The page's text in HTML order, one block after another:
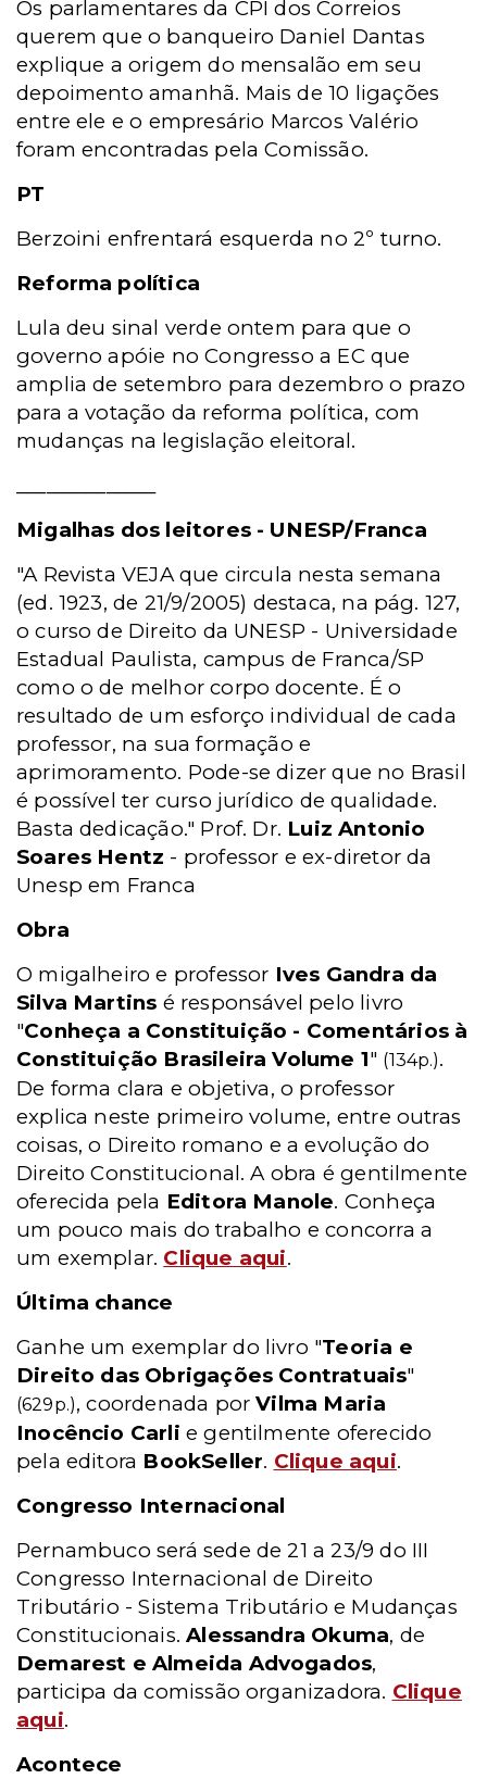
Os parlamentares da CPI dos Correios
querem que o banqueiro Daniel Dantas
explique a origem do mensalão em seu
depoimento amanhã. Mais de 10 ligações
entre ele e o empresário Marcos Valério
foram encontradas pela Comissão.
PT
Berzoini enfrentará esquerda no 2º turno.
Reforma política
Lula deu sinal verde ontem para que o
governo apóie no Congresso a EC que
amplia de setembro para dezembro o prazo
para a votação da reforma política, com
mudanças na legislação eleitoral.
Migalhas dos leitores - UNESP/Franca
"A Revista VEJA que circula nesta semana
(ed. 1923, de 21/9/2005) destaca, na pág. 127,
o curso de Direito da UNESP - Universidade
Estadual Paulista, campus de Franca/SP
como o de melhor corpo docente. É o
resultado de um esforço individual de cada
professor, na sua formação e
aprimoramento. Pode-se dizer que no Brasil
é possível ter curso jurídico de qualidade.
Basta dedicação." Prof. Dr. Luiz Antonio
Soares Hentz - professor e ex-diretor da
Unesp em Franca
Obra
O migalheiro e professor Ives Gandra da
Silva Martins é responsável pelo livro
"Conheça a Constituição - Comentários à
Constituição Brasileira Volume 1" (134p.).
De forma clara e objetiva, o professor
explica neste primeiro volume, entre outras
coisas, o Direito romano e a evolução do
Direito Constitucional. A obra é gentilmente
oferecida pela Editora Manole. Conheça
um pouco mais do trabalho e concorra a
um exemplar. Clique aqui.
Última chance
Ganhe um exemplar do livro "Teoria e
Direito das Obrigações Contratuais"
(629p.), coordenada porVilma Maria
Inocêncio Carli e gentilmente oferecido
pela editora BookSeller. Clique aqui.
Congresso Internacional
Pernambuco será sede de 21 a 23/9 do III
Congresso Internacional de Direito
Tributário - Sistema Tributário e Mudanças
Constitucionais.Alessandra Okuma, de
Demarest e Almeida Advogados,
participa da comissão organizadora. Clique
aqui.
Acontece